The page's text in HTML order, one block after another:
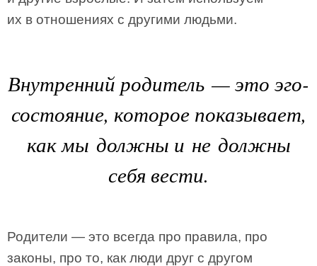
их в отношениях с другими людьми.
Внутренний родитель — это эго-
состояние, которое показывает,
как мы должны и не должны
себя вести.
Родители — это всегда про правила, про
законы, про то, как люди друг с другом